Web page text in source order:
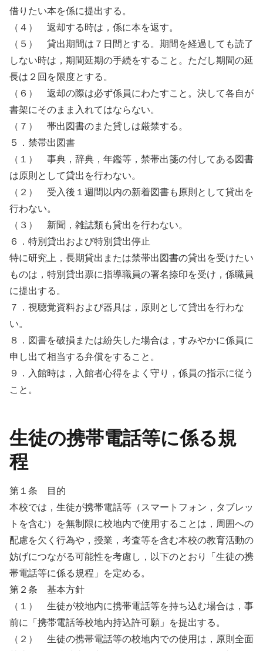
借りたい本を係に提出する。
（４） 返却する時は，係に本を返す。
（５） 貸出期間は７日間とする。期間を経過しても読了
しない時は，期間延期の手続をすること。ただし期間の延
長は２回を限度とする。
（６） 返却の際は必ず係員にわたすこと。決して各自が
書架にそのまま入れてはならない。
（７） 帯出図書のまた貸しは厳禁する。
５．禁帯出図書
（１） 事典，辞典，年鑑等，禁帯出箋の付してある図書
は原則として貸出を行わない。
（２） 受入後１週間以内の新着図書も原則として貸出を
行わない。
（３） 新聞，雑誌類も貸出を行わない。
６．特別貸出および特別貸出停止
特に研究上，長期貸出または禁帯出図書の貸出を受けたい
ものは，特別貸出票に指導職員の署名捺印を受け，係職員
に提出する。
７．視聴覚資料および器具は，原則として貸出を行わな
い。
８．図書を破損または紛失した場合は，すみやかに係員に
申し出て相当する弁償をすること。
９．入館時は，入館者心得をよく守り，係員の指示に従う
こと。
生徒の携帯電話等に係る規
程
第１条 目的
本校では，生徒が携帯電話等（スマートフォン，タブレッ
トを含む）を無制限に校地内で使用することは，周囲への
配慮を欠く行為や，授業，考査等を含む本校の教育活動の
妨げにつながる可能性を考慮し，以下のとおり「生徒の携
帯電話等に係る規程」を定める。
第２条 基本方針
（１） 生徒が校地内に携帯電話等を持ち込む場合は，事
前に「携帯電話等校地内持込許可願」を提出する。
（２） 生徒の携帯電話等の校地内での使用は，原則全面